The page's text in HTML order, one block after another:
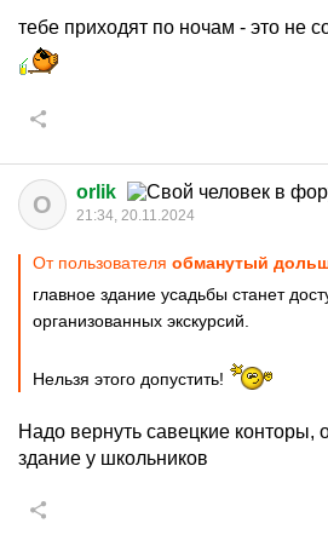
тебе приходят по ночам - это не
O orlik
21:34, 20.11.2024
От пользователя обманутый
главное здание усадьбы станет
организованных экскурсий.
Нельзя этого допустить!
Надо вернуть савецкие конторы,
здание у школьников